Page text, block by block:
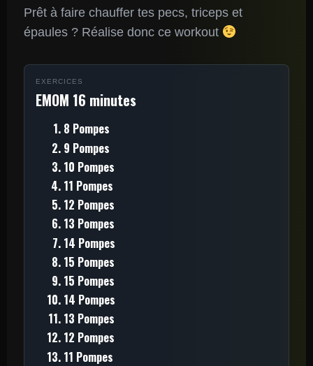
Prêt à faire chauffer tes pecs, triceps et
épaules ? Réalise donc ce workout
EXERCICES
EMOM 16 minutes
8 Pompes
9 Pompes
10 Pompes
11 Pompes
12 Pompes
13 Pompes
14 Pompes
15 Pompes
15 Pompes
14 Pompes
13 Pompes
12 Pompes
11 Pompes